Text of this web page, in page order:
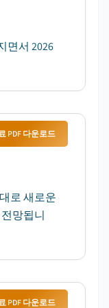
면서 2026
PDF 다운로드
로 새로운
망됩니
PDF 다운로드